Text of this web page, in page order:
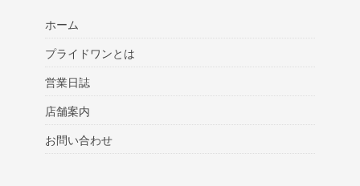
ホーム
プライドワンとは
営業日誌
店舗案内
お問い合わせ